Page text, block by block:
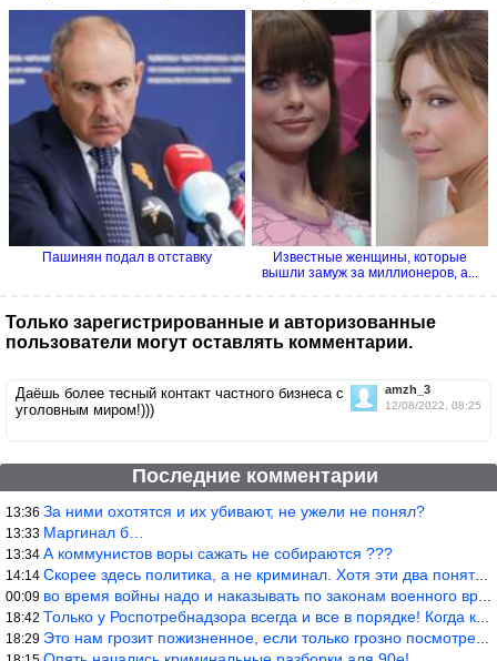
Пашинян подал в отставку
Известные женщины, которые
вышли замуж за миллионеров, а...
Только зарегистрированные и авторизованные
пользователи могут оставлять комментарии.
amzh_3
12/08/2022, 08:25
Даёшь более тесный контакт частного бизнеса с
уголовным миром!)))
Последние комментарии
13:36 За ними охотятся и их убивают, не ужели не понял?
13:33 Маргинал б…
13:34 А коммунистов воры сажать не собираются ???
14:14 Скорее здесь политика, а не криминал. Хотя эти два понятия начин
00:09 во время войны надо и наказывать по законам военного времени, а
18:42 Только у Роспотребнадзора всегда и все в порядке! Когда касается
18:29 Это нам грозит пожизненное, если только грозно посмотреть в их с